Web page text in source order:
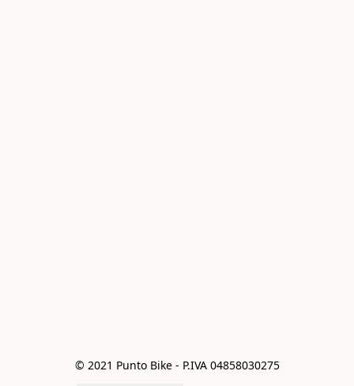
© 2021 Punto Bike - P.IVA 04858030275